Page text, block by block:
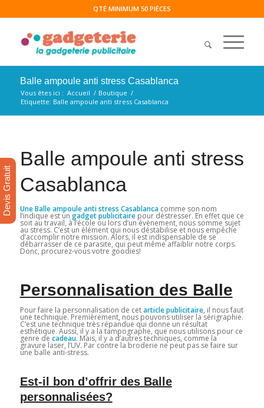
QTÉ MINIMUM 50 PIÈCES
Balle ampoule anti stress Casablanca
Vous êtes ici : Accueil / Boutique /
Etiquette: Balle ampoule anti stress Casablanca
Balle ampoule anti stress
Casablanca
Une Balle ampoule anti stress Casablancacomme son nom
l’indique est un gadget publicitairepour déstresser. En effet que ce
soit au travail, à l’école ou lors d’un évènement, nous somme sujet
au stress. C’est un élément qui nous déstabilise et nous empêche
d’accomplir notre mission. Alors, il est indispensable de se
débarrasser de ce parasite, qui peut même affaiblir notre corps.
Donc, procurez-vous votre goodies!
Personnalisation des Balle
Pour faire la personnalisation de cetarticle publicitaire, il nous faut
une technique. Premièrement, nous pouvons utiliser la sérigraphie.
C’est une technique très répandue qui donne un résultat
esthétique. Aussi, il y a la tampographe, que nous utilisons pour ce
genre de cadeau. Mais, il y a d’autres techniques, comme la
gravure laser, l’UV. Par contre la broderie ne peut pas se faire sur
une balle anti-stress.
Est-il bon d’offrir des Balle
personnalisées?
Devis Gratuit